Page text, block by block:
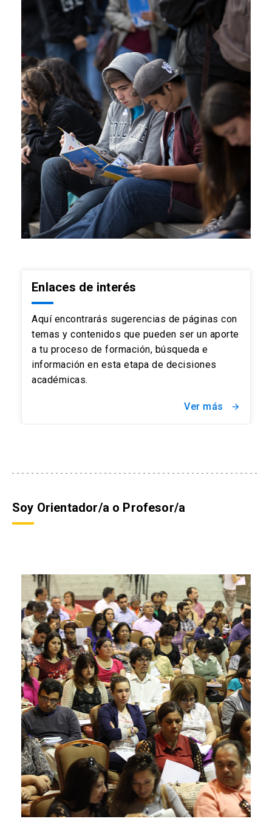
Enlaces de interés
Aquí encontrarás sugerencias de páginas con
temas y contenidos que pueden ser un aporte
a tu proceso de formación, búsqueda e
información en esta etapa de decisiones
académicas.
Ver más arrow_forward
Soy Orientador/a o Profesor/a